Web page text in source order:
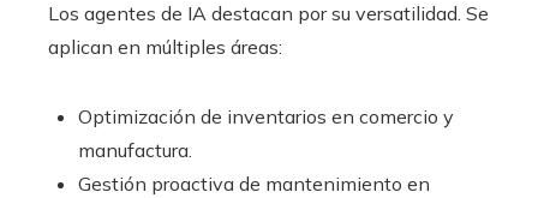
Los agentes de IA destacan por su versatilidad. Se
aplican en múltiples áreas:
Optimización de inventarios en comercio y
manufactura.
Gestión proactiva de mantenimiento en